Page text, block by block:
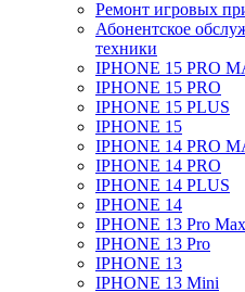
Ремонт игровых
Абонентское
техники
IPHONE 15 PRO
IPHONE 15 PRO
IPHONE 15 PLUS
IPHONE 15
IPHONE 14 PRO
IPHONE 14 PRO
IPHONE 14 PLUS
IPHONE 14
IPHONE 13 Pro Max
IPHONE 13 Pro
IPHONE 13
IPHONE 13 Mini